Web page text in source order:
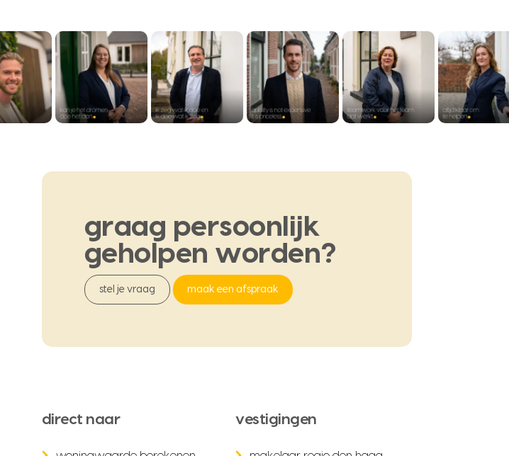
graag persoonlijk
geholpen worden?
stel je vraag maak een afspraak
direct naar vestigingen